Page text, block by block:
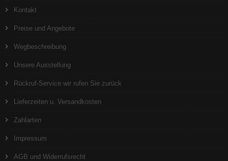
Kontakt
Preise und Angebote
Wegbeschreibung
Unsere Ausstellung
Rückruf-Service wir rufen Sie zurück
Lieferzeiten u. Versandkosten
Zahlarten
Impressum
AGB und Widerrufsrecht